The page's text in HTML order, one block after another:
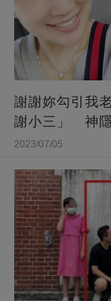
謝謝妳勾引我
謝小三」 神隱
走...」
2023/07/05